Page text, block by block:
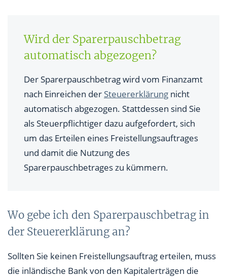
Wird der Sparerpauschbetrag
automatisch abgezogen?
Der Sparerpauschbetrag wird vom Finanzamt
nach Einreichen der Steuererklärung nicht
automatisch abgezogen. Stattdessen sind Sie
als Steuerpflichtiger dazu aufgefordert, sich
um das Erteilen eines Freistellungsauftrages
und damit die Nutzung des
Sparerpauschbetrages zu kümmern.
Wo gebe ich den Sparerpauschbetrag in
der Steuererklärung an?
Sollten Sie keinen Freistellungsauftrag erteilen, muss
die inländische Bank von den Kapitalerträgen die